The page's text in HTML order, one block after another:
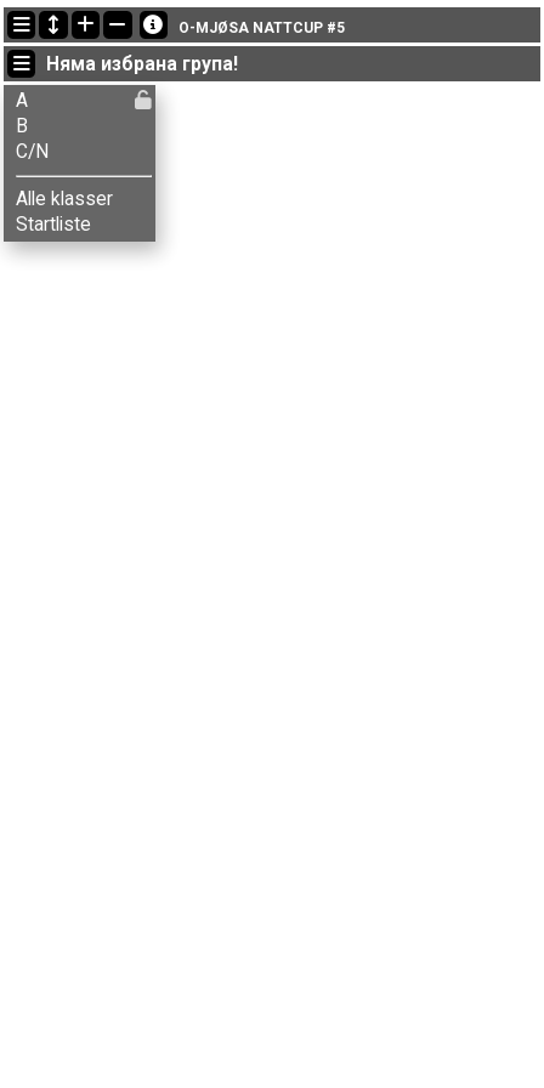
Последно обновени
17:14:59: Erik Haugen (B) финиширал с време 33:27 (1)
17:14:59: Kenneth Bilstad (A) финиширал с време 33:56 (1)
17:14:59: Knut Wikstrøm (B) got new status: dns
O-MJØSA NATTCUP #5
Няма избрана група!
A
B
C/N
Alle klasser
Startliste